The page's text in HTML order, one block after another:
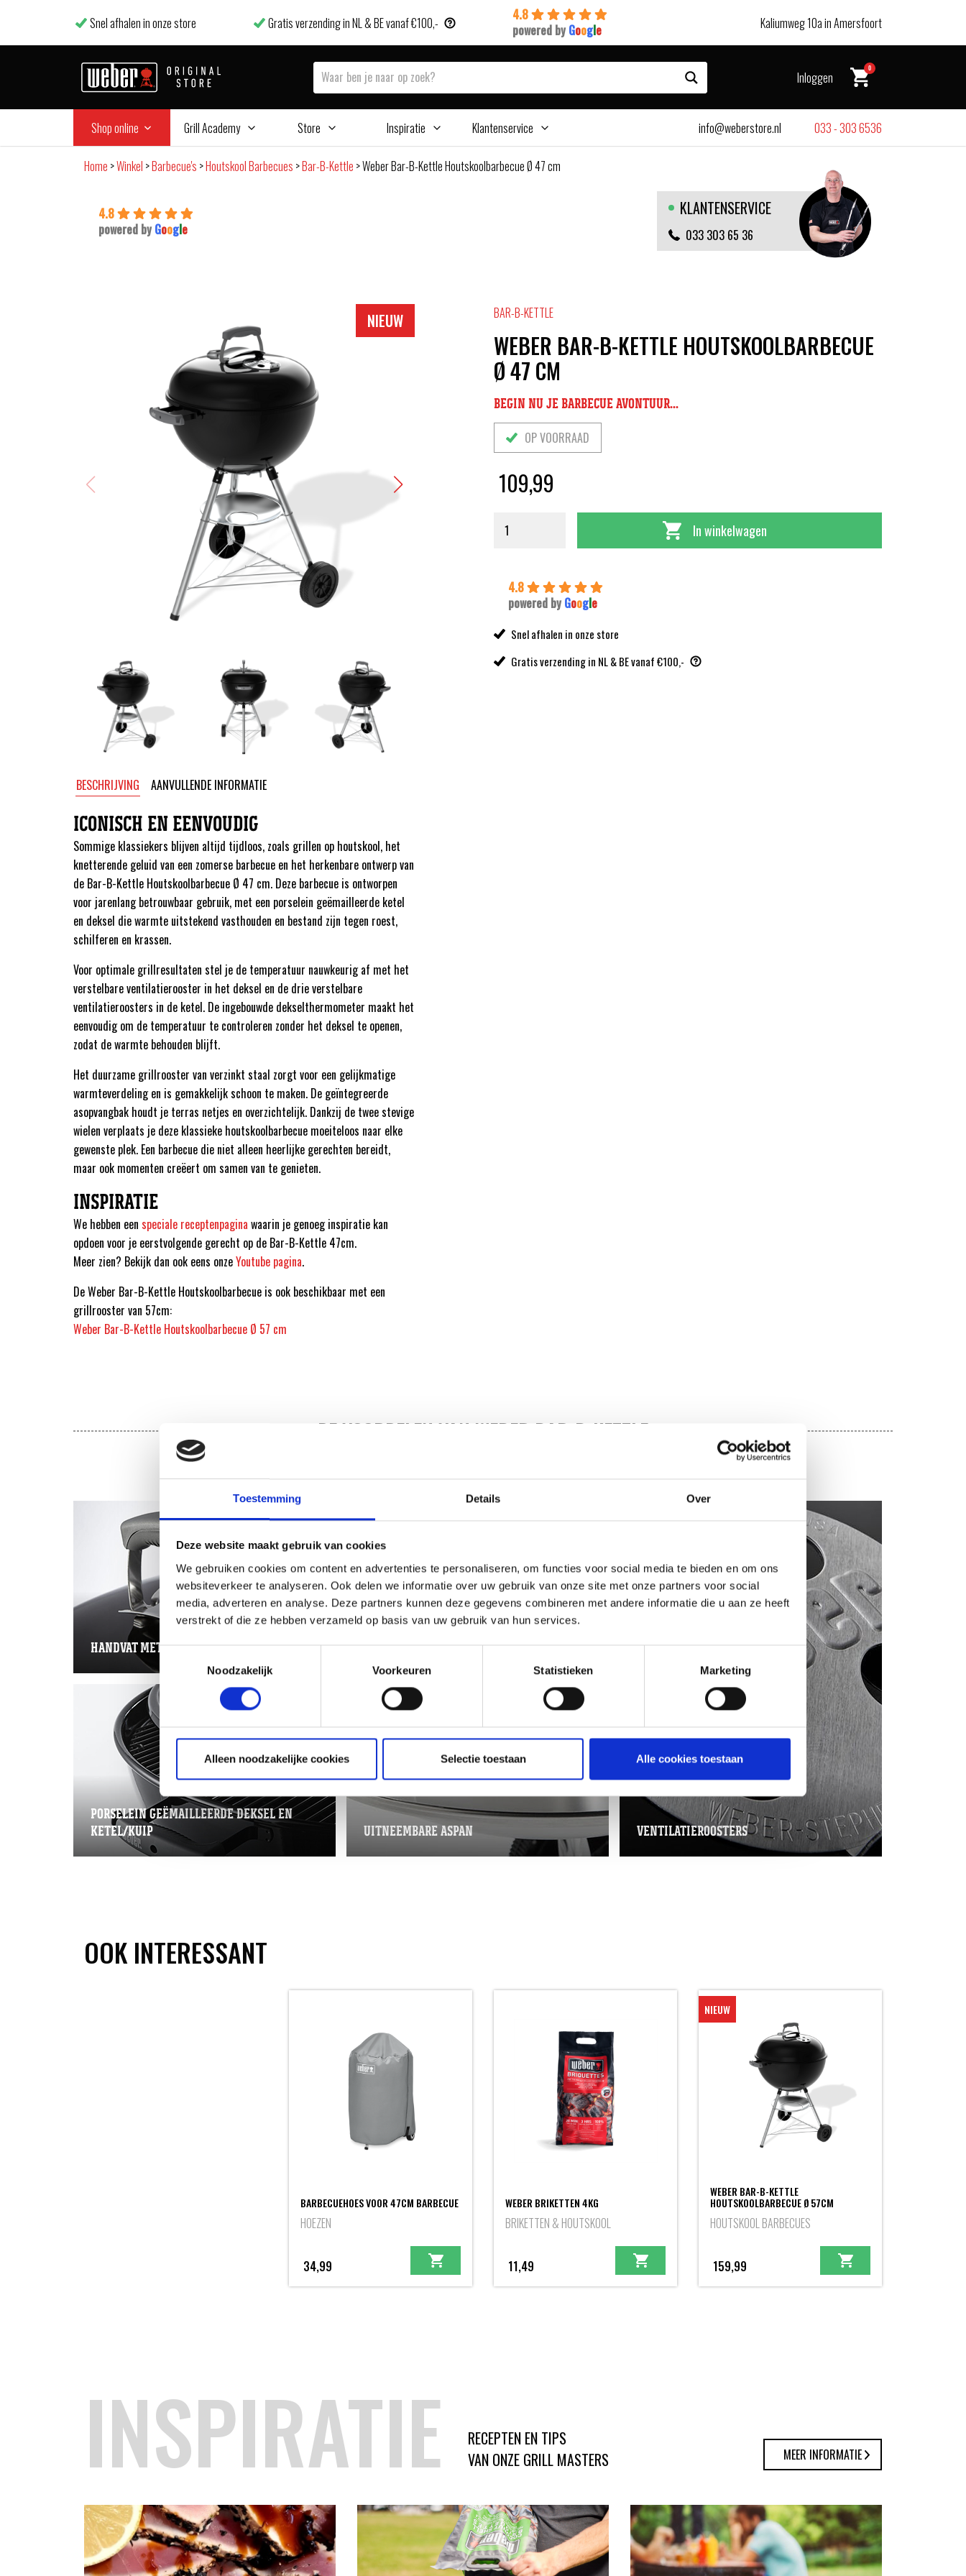
Toestemming Details Over
Deze website maakt gebruik van cookies
We gebruiken cookies om content en advertenties te personaliseren, om functies voor social media te bieden en om ons
websiteverkeer te analyseren. Ook delen we informatie over uw gebruik van onze site met onze partners voor social
media, adverteren en analyse. Deze partners kunnen deze gegevens combineren met andere informatie die u aan ze heeft
verstrekt of die ze hebben verzameld op basis van uw gebruik van hun services.
Toestemmingsselectie
Noodzakelijk
Voorkeuren Statistieken Marketing
Alleen noodzakelijke cookies Selectie toestaan Alle cookies toestaan
Snel afhalen in onze store Gratis verzending in NL & BE vanaf €100,-
4.8
powered by Google Kaliumweg 10a in Amersfoort
Inloggen
0
Shop online Grill Academy Store Inspiratie Klantenservice info@weberstore.nl 033 - 303 6536
Home >Winkel >Barbecue's >Houtskool Barbecues >Bar-B-Kettle >Weber Bar-B-Kettle Houtskoolbarbecue Ø 47 cm
4.8
powered by Google
KLANTENSERVICE
033 303 65 36
NIEUW
BESCHRIJVING AANVULLENDE INFORMATIE
ICONISCH EN EENVOUDIG
Sommige klassiekers blijven altijd tijdloos, zoals grillen op houtskool, het
knetterende geluid van een zomerse barbecue en het herkenbare ontwerp van
de Bar-B-Kettle Houtskoolbarbecue Ø 47 cm. Deze barbecue is ontworpen
voor jarenlang betrouwbaar gebruik, met een porselein geëmailleerde ketel
en deksel die warmte uitstekend vasthouden en bestand zijn tegen roest,
schilferen en krassen.
Voor optimale grillresultaten stel je de temperatuur nauwkeurig af met het
verstelbare ventilatierooster in het deksel en de drie verstelbare
ventilatieroosters in de ketel. De ingebouwde dekselthermometer maakt het
eenvoudig om de temperatuur te controleren zonder het deksel te openen,
zodat de warmte behouden blijft.
Het duurzame grillrooster van verzinkt staal zorgt voor een gelijkmatige
warmteverdeling en is gemakkelijk schoon te maken. De geïntegreerde
asopvangbak houdt je terras netjes en overzichtelijk. Dankzij de twee stevige
wielen verplaats je deze klassieke houtskoolbarbecue moeiteloos naar elke
gewenste plek. Een barbecue die niet alleen heerlijke gerechten bereidt,
maar ook momenten creëert om samen van te genieten.
INSPIRATIE
We hebben een speciale receptenpagina waarin je genoeg inspiratie kan
opdoen voor je eerstvolgende gerecht op de Bar-B-Kettle 47cm.
Meer zien? Bekijk dan ook eens onzeYoutube pagina.
De Weber Bar-B-Kettle Houtskoolbarbecue is ook beschikbaar met een
grillrooster van 57cm:
Weber Bar-B-Kettle Houtskoolbarbecue Ø 57 cm
BAR-B-KETTLE
WEBER BAR-B-KETTLE HOUTSKOOLBARBECUE
Ø 47 CM
BEGIN NU JE BARBECUE AVONTUUR...
OP VOORRAAD
109,99
In winkelwagen
4.8
powered by Google
Snel afhalen in onze store
Gratis verzending in NL & BE vanaf €100,-
DE VOORDELEN VAN WEBER BAR-B-KETTLE
HANDVAT MET HITTESCHILD
PORSELEIN GEËMAILLEERDE DEKSEL EN
KETEL/KUIP
UITNEEMBARE ASPAN VENTILATIEROOSTERS
OOK INTERESSANT
BARBECUEHOES VOOR 47CM BARBECUE
HOEZEN
34,99
WEBER BRIKETTEN 4KG
BRIKETTEN & HOUTSKOOL
11,49
NIEUW
WEBER BAR-B-KETTLE
HOUTSKOOLBARBECUE Ø 57CM
HOUTSKOOL BARBECUES
159,99
INSPIRATIE
RECEPTEN EN TIPS
VAN ONZE GRILL MASTERS
MEER INFORMATIE